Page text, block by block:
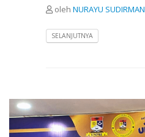
oleh NURAYU SUDIRMAN
SELANJUTNYA